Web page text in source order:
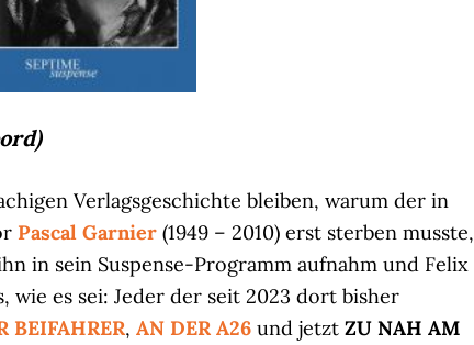
Verlagsgeschichte bleiben, warum der in
Pascal Garnier (1949 – 2010) erst sterben musste,
in sein Suspense-Programm aufnahm und Felix
wie es sei: Jeder der seit 2023 dort bisher
BEIFAHRER, AN DER A26 und jetzt ZU NAH AM